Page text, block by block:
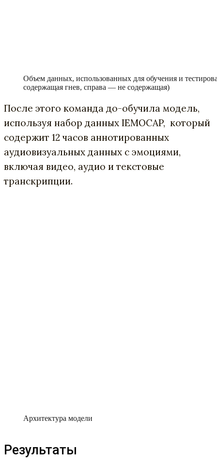
Объем данных, использованных для обучения и
содержащая гнев, справа — не содержащая)
После этого команда до-обучила модель,
используя набор данных IEMOCAP, который
содержит 12 часов аннотированных
аудиовизуальных данных с эмоциями,
включая видео, аудио и текстовые
транскрипции.
Архитектура модели
Результаты